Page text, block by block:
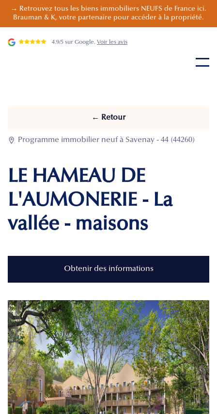
→ Retrouvez tous les biens immobiliers NEUFS de France ici.
Brauman & K, votre partenaire pour accéder à la propriété.
4.9/5 sur Google. Voir les avis
← Retour
 Programme immobilier neuf à Savenay - 44 (44260)
LE HAMEAU DE
L'AUMONERIE - La
vallée - maisons
Obtenir des informations